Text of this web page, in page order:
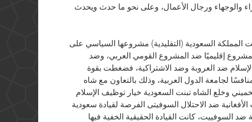
والوجهاء ورجال الأعمال، وعلى نحو ما حدث ويحدث
المملكة السعودية (التقليدية) مشروعها السياسي على
إقليميًا ضد المشروع القومي العربي، وضد
ضد العروبة وضد الاشتراكية، فضغطت بقوة
لجامعة الدول العربية، وذلك بالتعاون مع شاه
وخلع الشاه تبنت السعودية خيار توظيف الإسلام
ضد الاحتلال السوفيتى الفرصة لقيادة سعودية
كانت القيادة الحقيقية الخفية فيها